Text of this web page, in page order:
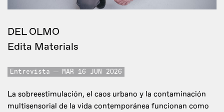
DEL OLMO
Edita Materials
Entrevista MAR 16 JUN 2026
La sobreestimulación, el caos urbano y la contaminación
multisensorial de la vida contemporánea funcionan como